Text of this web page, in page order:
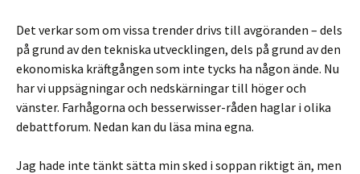
Det verkar som om vissa trender drivs till avgöranden – dels
på grund av den tekniska utvecklingen, dels på grund av den
ekonomiska kräftgången som inte tycks ha någon ände. Nu
har vi uppsägningar och nedskärningar till höger och
vänster. Farhågorna och besserwisser-råden haglar i olika
debattforum. Nedan kan du läsa mina egna.
Jag hade inte tänkt sätta min sked i soppan riktigt än, men